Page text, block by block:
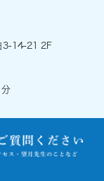
3-14-21 2F
分
お気軽にお問合